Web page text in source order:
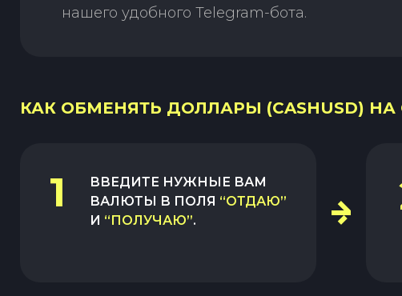
нашего удобного Telegram-бота.
КАК ОБМЕНЯТЬ ДОЛЛАРЫ (CASHUSD) НА
1
ВВЕДИТЕ НУЖНЫЕ ВАМ
ВАЛЮТЫ В ПОЛЯ “ОТДАЮ”
И “ПОЛУЧАЮ”.